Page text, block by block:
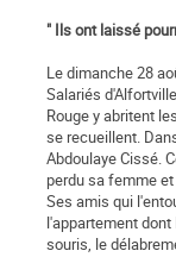
" Ils ont laissé
Le dimanche 28
Salariés
Rouge y abritent
se recueillent.
Abdoulaye Cissé.
perdu sa femme
Ses amis qui
l'appartement
souris, le